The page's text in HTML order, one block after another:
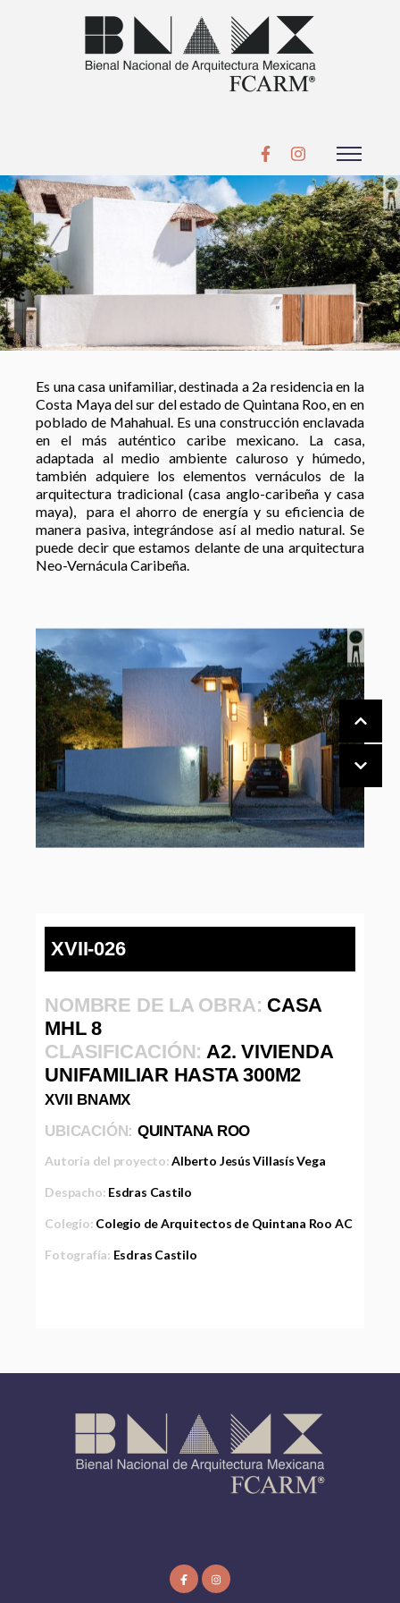
Es una casa unifamiliar, destinada a 2a residencia en la
Costa Maya del sur del estado de Quintana Roo, en en
poblado de Mahahual. Es una construcción enclavada
en el más auténtico caribe mexicano. La casa,
adaptada al medio ambiente caluroso y húmedo,
también adquiere los elementos vernáculos de la
arquitectura tradicional (casa anglo-caribeña y casa
maya), para el ahorro de energía y su eficiencia de
manera pasiva, integrándose así al medio natural. Se
puede decir que estamos delante de una arquitectura
Neo-Vernácula Caribeña.
XVII-026
NOMBRE DE LA OBRA: CASA
MHL 8
CLASIFICACIÓN:A2. VIVIENDA
UNIFAMILIAR HASTA 300M2
XVII BNAMX
UBICACIÓN: QUINTANA ROO
Autoría del proyecto:Alberto Jesús Villasís Vega
Despacho: Esdras Castilo
Colegio: Colegio de Arquitectos de Quintana Roo AC
Fotografía: Esdras Castilo